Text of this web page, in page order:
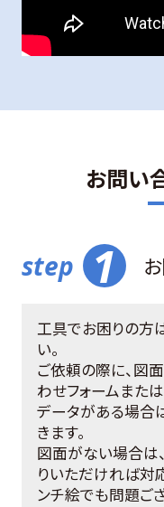
お問い
工具でお困りの方
い。
ご依頼の際に、図
わせフォームまた
データがある場合
きます。
図面がない場合は
りいただければ対
ンチ絵でも問題ご